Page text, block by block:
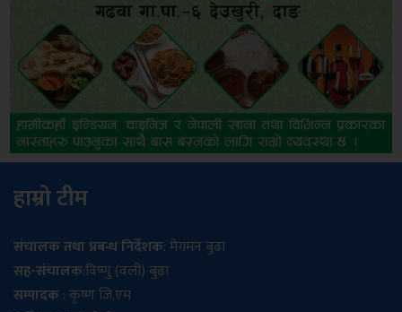
हाम्रो टीम
संचालक तथा प्रबन्ध निर्देशक: मेगमन बुढा
सह-संचालक:विष्णु (वली) बुढा
सम्पादक: कृष्ण जि.एम